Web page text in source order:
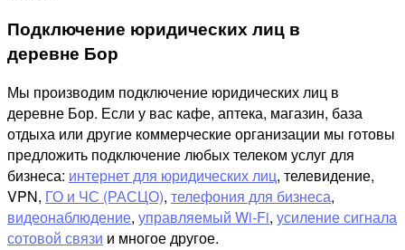
Подключение юридических лиц в
деревне Бор
Мы производим подключение юридических лиц в
деревне Бор. Если у вас кафе, аптека, магазин, база
отдыха или другие коммерческие организации мы готовы
предложить подключение любых телеком услуг для
бизнеса: интернет для юридических лиц, телевидение,
VPN, ГО и ЧС (РАСЦО), телефония для бизнеса,
видеонаблюдение, управляемый Wi-Fi, усиление сигнала
сотовой связи и многое другое.